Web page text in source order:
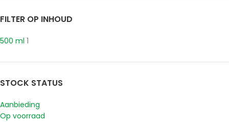
FILTER OP INHOUD
500 ml 1
STOCK STATUS
Aanbieding
Op voorraad